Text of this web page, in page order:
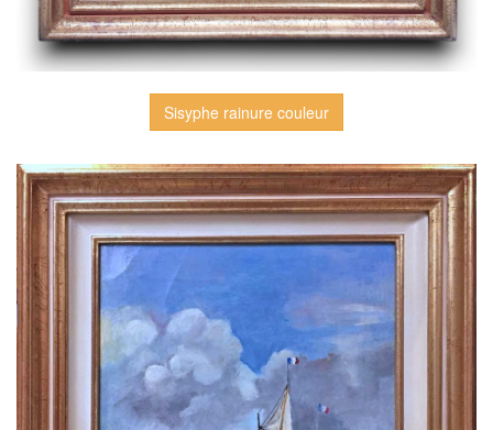
Sisyphe rainure couleur